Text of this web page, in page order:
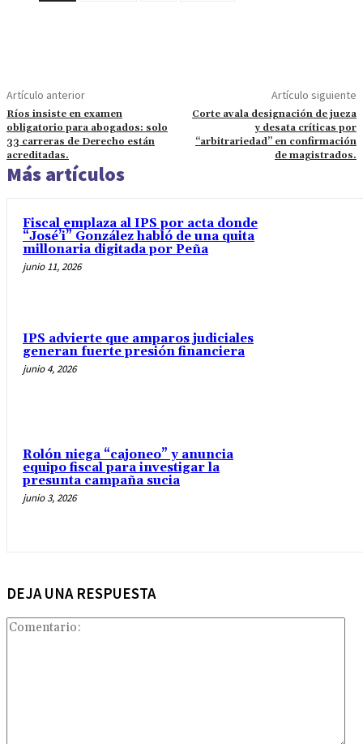
Artículo anterior
Ríos insiste en examen
obligatorio para abogados: solo
33 carreras de Derecho están
acreditadas.
Artículo siguiente
Corte avala designación de jueza
y desata críticas por
“arbitrariedad” en confirmación
de magistrados.
Más artículos
Fiscal emplaza al IPS por acta donde
“José’i” González habló de una quita
millonaria digitada por Peña
junio 11, 2026
IPS advierte que amparos judiciales
generan fuerte presión financiera
junio 4, 2026
Rolón niega “cajoneo” y anuncia
equipo fiscal para investigar la
presunta campaña sucia
junio 3, 2026
DEJA UNA RESPUESTA